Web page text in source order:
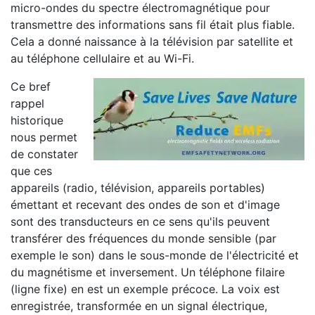
micro-ondes du spectre électromagnétique pour
transmettre des informations sans fil était plus fiable.
Cela a donné naissance à la télévision par satellite et
au téléphone cellulaire et au Wi-Fi.
Ce bref
rappel
historique
nous permet
de constater
que ces
appareils (radio, télévision, appareils portables)
émettant et recevant des ondes de son et d'image
sont des transducteurs en ce sens qu'ils peuvent
transférer des fréquences du monde sensible (par
exemple le son) dans le sous-monde de l'électricité et
du magnétisme et inversement. Un téléphone filaire
(ligne fixe) en est un exemple précoce. La voix est
enregistrée, transformée en un signal électrique,